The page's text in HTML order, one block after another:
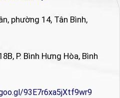
phường 14, Tân Bình,
P. Bình Hưng Hòa, Bình
93E7r6xa5jXtf9wr9